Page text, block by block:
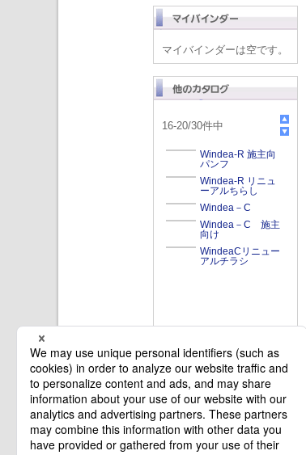
マイバインダーは空です。
16-20/30件中
Windea-R 施主向
パンフ
Windea-R リニュ
ーアルちらし
Windea－C
Windea－C 施主
向け
WindeaCリニュー
アルチラシ